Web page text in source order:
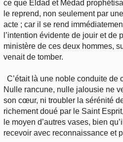
ce que Eldad et Médad
le reprend, non seulement par
acte ; car il se rend
l’intention évidente de jouir et de
ministère de ces deux hommes,
venait de tomber.
C’était là une noble conduite de
Nulle rancune, nulle jalousie ne
son cœur, ni troubler la sérénité
richement doué par le Saint
le moyen d’autres vases, bien
recevoir avec reconnaissance et